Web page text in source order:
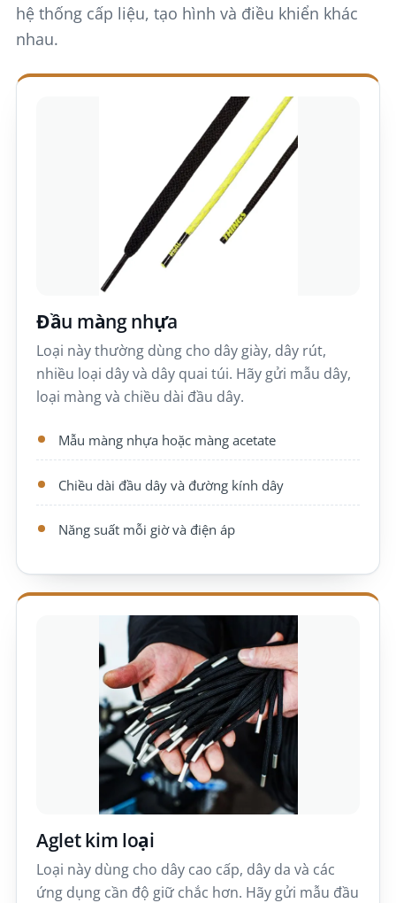
hệ thống cấp liệu, tạo hình và điều khiển khác
nhau.
Đầu màng nhựa
Loại này thường dùng cho dây giày, dây rút,
nhiều loại dây và dây quai túi. Hãy gửi mẫu dây,
loại màng và chiều dài đầu dây.
Mẫu màng nhựa hoặc màng acetate
Chiều dài đầu dây và đường kính dây
Năng suất mỗi giờ và điện áp
Aglet kim loại
Loại này dùng cho dây cao cấp, dây da và các
ứng dụng cần độ giữ chắc hơn. Hãy gửi mẫu đầu